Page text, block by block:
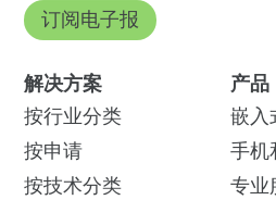
订阅电子报
解决方案
按行业分类
按申请
按技术分类
产品
嵌入
手机
专业